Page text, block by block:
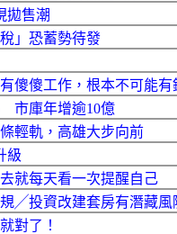
拋售潮
」恐蓄勢待發
傻傻工作，根本不可能有
市庫年增逾10億
輕軌，高雄大步向前
級
就每天看一次提醒自己
╱投資改建套房有潛藏風
對了！